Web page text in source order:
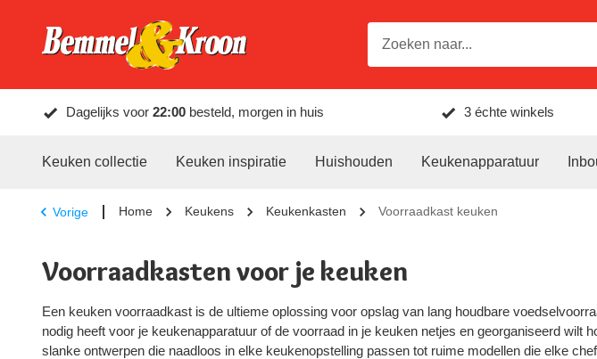
Dagelijks voor 22:00 besteld, morgen in huis 3 échte winkels
Keuken collectie Keuken inspiratie Huishouden Keukenapparatuur
Vorige Home Keukens Keukenkasten Voorraadkast keuken
Voorraadkasten voor je keuken
Een keuken voorraadkast is de ultieme oplossing voor opslag van lang houdbare
nodig heeft voor je keukenapparatuur of de voorraad in je keuken netjes en georganiseerd
slanke ontwerpen die naadloos in elke keukenopstelling passen tot ruime modellen die elke